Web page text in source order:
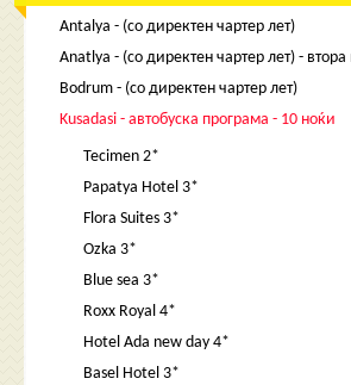
Antalya - (со директен чартер лет)
Anatlya - (со директен чартер лет) -
Bodrum - (со директен чартер лет)
Kusadasi - автобуска програма - 10 ноќи
Tecimen 2*
Papatya Hotel 3*
Flora Suites 3*
Ozka 3*
Blue sea 3*
Roxx Royal 4*
Hotel Ada new day 4*
Basel Hotel 3*